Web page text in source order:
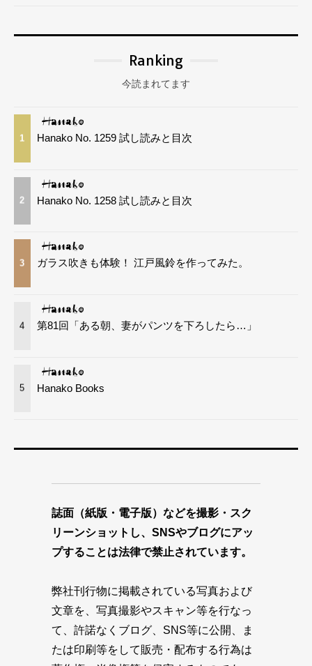
Ranking
今読まれてます
1 Hanako No. 1259 試し読みと目次
2 Hanako No. 1258 試し読みと目次
3 ガラス吹きも体験！ 江戸風鈴を作ってみた。
4 第81回「ある朝、妻がパンツを下ろしたら…」
5 Hanako Books
誌面（紙版・電子版）などを撮影・スク
リーンショットし、SNSやブログにアッ
プすることは法律で禁止されています。
弊社刊行物に掲載されている写真および
文章を、写真撮影やスキャン等を行なっ
て、許諾なくブログ、SNS等に公開、ま
たは印刷等をして販売・配布する行為は